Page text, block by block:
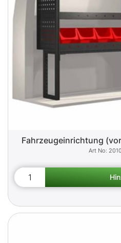
Fahrzeugeinrichtung